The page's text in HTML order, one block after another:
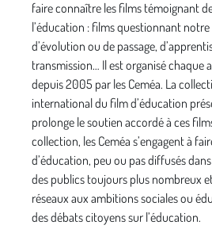
faire connaître les films témoignant
l’éducation : films questionnant
d’évolution ou de passage,
transmission… Il est organisé chaque
depuis 2005 par les Ceméa. La
international du film d’éducation
prolonge le soutien accordé à ces
collection, les Ceméa s’engagent à
d’éducation, peu ou pas diffusés
des publics toujours plus nombreux
réseaux aux ambitions sociales ou
des débats citoyens sur l’éducation.